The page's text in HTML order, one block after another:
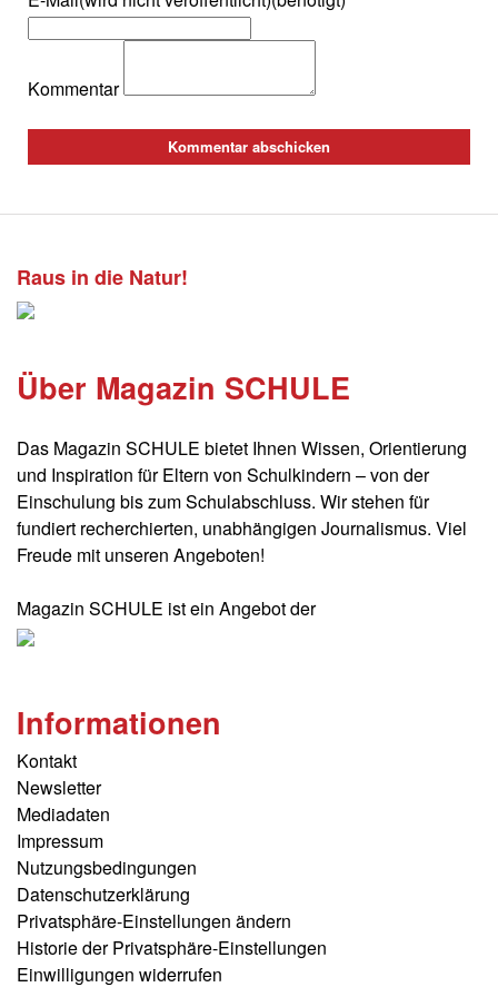
Kommentar
Raus in die Natur!
Über Magazin SCHULE
Das Magazin SCHULE bietet Ihnen Wissen, Orientierung
und Inspiration für Eltern von Schulkindern – von der
Einschulung bis zum Schulabschluss. Wir stehen für
fundiert recherchierten, unabhängigen Journalismus. Viel
Freude mit unseren Angeboten!
Magazin SCHULE ist ein Angebot der
Informationen
Kontakt
Newsletter
Mediadaten
Impressum
Nutzungsbedingungen
Datenschutzerklärung
Privatsphäre-Einstellungen ändern
Historie der Privatsphäre-Einstellungen
Einwilligungen widerrufen